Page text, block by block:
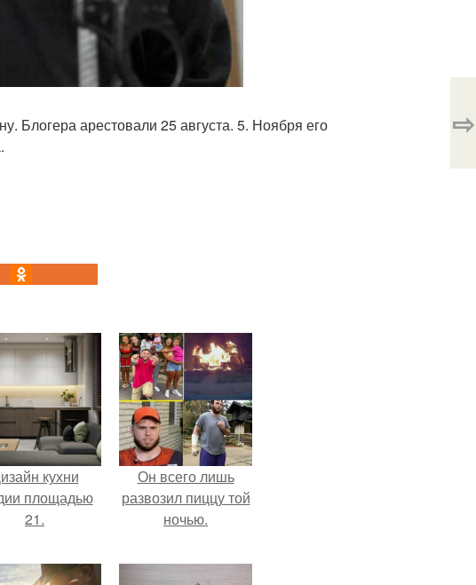
Блогера арестовали 25 августа. 5. Ноября его
⇨
кухни
площадью
21.
Он всего лишь
развозил пиццу той
ночью.